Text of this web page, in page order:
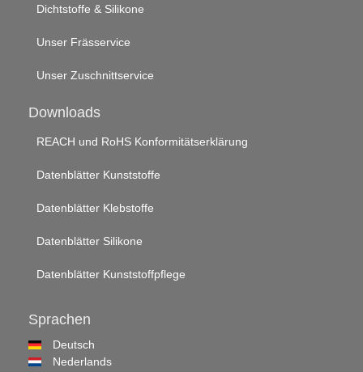
Dichtstoffe & Silikone
Unser Frässervice
Unser Zuschnittservice
Downloads
REACH und RoHS Konformitätserklärung
Datenblätter Kunststoffe
Datenblätter Klebstoffe
Datenblätter Silikone
Datenblätter Kunststoffpflege
Sprachen
Deutsch
Nederlands